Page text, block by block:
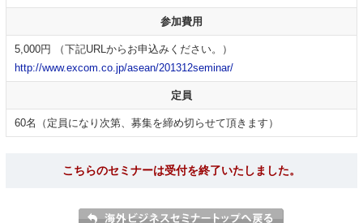
参加費用
5,000円 （下記URLからお申込みください。）
http://www.excom.co.jp/asean/201312seminar/
定員
60名（定員になり次第、募集を締め切らせて頂きます）
こちらのセミナーは受付を終了いたしました。